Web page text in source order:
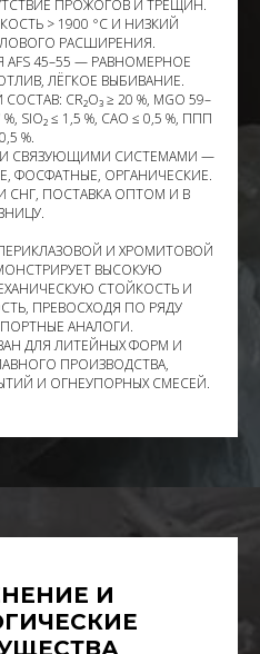
ПРОЖОГОВ И ТРЕЩИН.
> 1900 °C И НИЗКИЙ
РАСШИРЕНИЯ.
45–55 — РАВНОМЕРНОЕ
ЛЁГКОЕ ВЫБИВАНИЕ.
CR₂O₃ ≥ 20 %, MGO 59–
%, SIO₂ ≤ 1,5 %, CAO ≤ 0,5 %, ППП
%.
СВЯЗУЮЩИМИ СИСТЕМАМИ —
ФОСФАТНЫЕ, ОРГАНИЧЕСКИЕ.
СНГ, ПОСТАВКА ОПТОМ И В
И ХРОМИТОВОЙ
ВЫСОКУЮ
СТОЙКОСТЬ И
ПРЕВОСХОДЯ ПО РЯДУ
АНАЛОГИ.
ДЛЯ ЛИТЕЙНЫХ ФОРМ И
ПРОИЗВОДСТВА,
И ОГНЕУПОРНЫХ СМЕСЕЙ.
И